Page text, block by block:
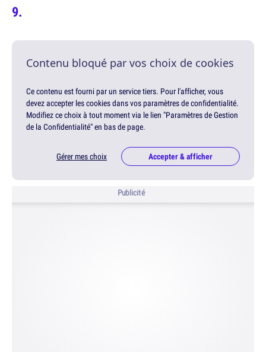
Contenu bloqué par vos choix de cookies
Ce contenu est fourni par un service tiers. Pour l'afficher, vous
devez accepter les cookies dans vos paramètres de confidentialité.
Modifiez ce choix à tout moment via le lien "Paramètres de Gestion
de la Confidentialité" en bas de page.
Gérer mes choix Accepter & afficher
Publicité